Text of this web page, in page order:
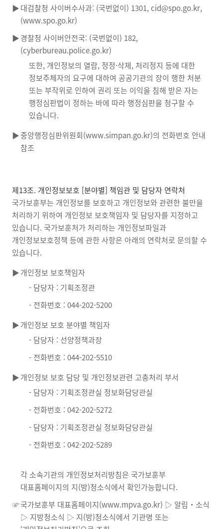
▶대검찰청 사이버수사과: (국번없이) 1301, cid@spo.go.kr,
(www.spo.go.kr)
▶경찰청 사이버안전국: (국번없이) 182,
(cyberbureau.police.go.kr)
또한, 개인정보의 열람, 정정·삭제, 처리정지 등에 대한
정보주체자의 요구에 대하여 공공기관의 장이 행한 처분
또는 부작위로 인하여 권리 또는 이익을 침해 받은 자는
행정심판법이 정하는 바에 따라 행정심판을 청구할 수
있습니다.
▶중앙행정심판위원회(www.simpan.go.kr)의 전화번호 안내
참조
제13조. 개인정보보호 [분야별] 책임관 및 담당자 연락처
국가보훈부는 개인정보를 보호하고 개인정보와 관련한 불만을
처리하기 위하여 개인정보 보호책임자 및 담당자를 지정하고
있습니다. 국가보훈처가 처리하는 개인정보파일과
개인정보보호정책 등에 관한 사항은 아래의 연락처로 문의할 수
있습니다.
▶개인정보 보호책임자
- 담당자 : 기획조정관
- 전화번호 : 044-202-5200
▶개인정보 보호 분야별 책임자
- 담당자 : 선양정책과장
- 전화번호 : 044-202-5510
▶개인정보 보호 담당 및 개인정보관련 고충처리 부서
- 담당자 : 기획조정관실 정보화담당관실
- 전화번호 : 042-202-5272
- 담당자 : 기획조정관실 정보화담당관실
- 전화번호 : 042-202-5289
각 소속기관의 개인정보처리방침은 국가보훈부
대표홈페이지의 지(방)청소식에서 확인가능합니다.
☞국가보훈부 대표홈페이지(www.mpva.go.kr) ▷ 알림‧소식
▷ 지방청소식 ▷ 지(방)청소식에서 기관명 또는